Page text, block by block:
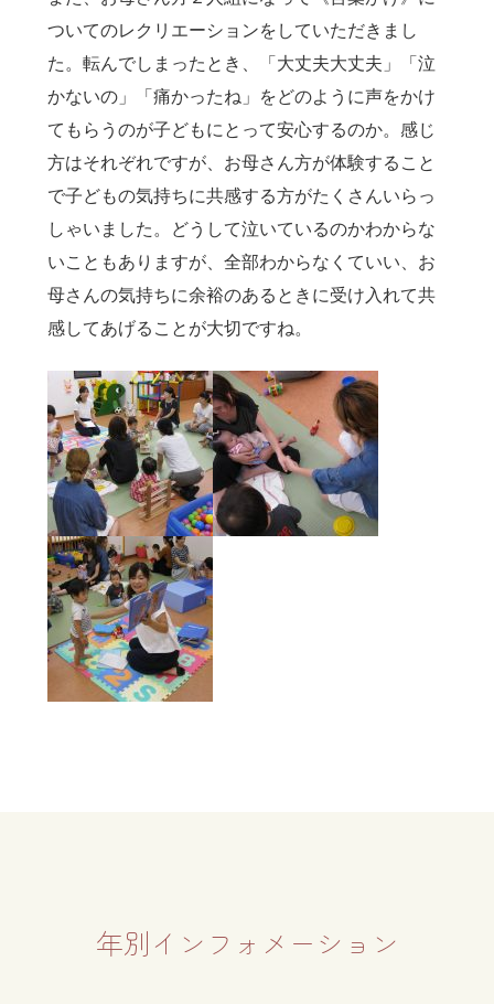
ついてのレクリエーションをしていただきまし
た。転んでしまったとき、「大丈夫大丈夫」「泣
かないの」「痛かったね」をどのように声をかけ
てもらうのが子どもにとって安心するのか。感じ
方はそれぞれですが、お母さん方が体験すること
で子どもの気持ちに共感する方がたくさんいらっ
しゃいました。どうして泣いているのかわからな
いこともありますが、全部わからなくていい、お
母さんの気持ちに余裕のあるときに受け入れて共
感してあげることが大切ですね。
年別インフォメーション